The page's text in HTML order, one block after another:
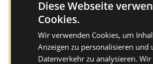
Diese Webseite
Cookies.
Wir verwenden Cookies, um
Anzeigen zu personalisieren und
Datenverkehr zu analysieren. Wir